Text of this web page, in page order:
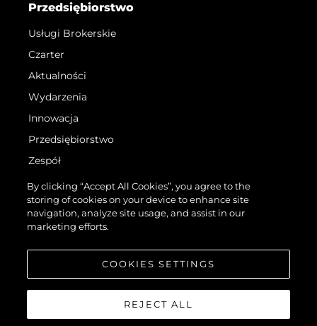
Przedsiębiorstwo
Usługi Brokerskie
Czarter
Aktualności
Wydarzenia
Innowacja
Przedsiębiorstwo
Zespół
Styl Życia
Tradycja
Italy Adventures
By clicking “Accept All Cookies”, you agree to the
storing of cookies on your device to enhance site
navigation, analyze site usage, and assist in our
marketing efforts.
COOKIES SETTINGS
REJECT ALL